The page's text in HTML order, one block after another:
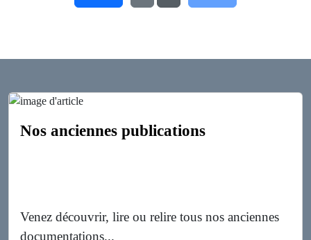
Nos anciennes publications
Venez découvrir, lire ou relire tous nos anciennes
documentations...